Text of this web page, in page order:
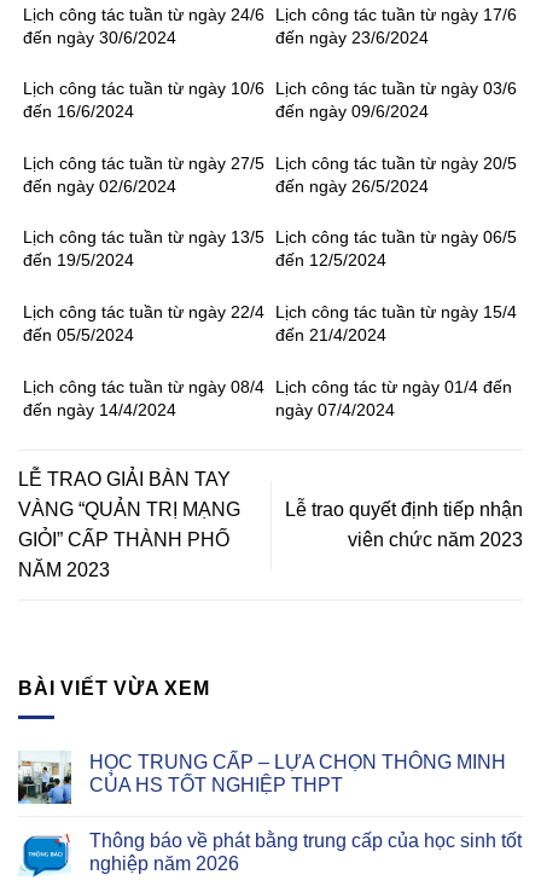
Lịch công tác tuần từ ngày 24/6
đến ngày 30/6/2024
Lịch công tác tuần từ ngày 17/6
đến ngày 23/6/2024
Lịch công tác tuần từ ngày 10/6
đến 16/6/2024
Lịch công tác tuần từ ngày 03/6
đến ngày 09/6/2024
Lịch công tác tuần từ ngày 27/5
đến ngày 02/6/2024
Lịch công tác tuần từ ngày 20/5
đến ngày 26/5/2024
Lịch công tác tuần từ ngày 13/5
đến 19/5/2024
Lịch công tác tuần từ ngày 06/5
đến 12/5/2024
Lịch công tác tuần từ ngày 22/4
đến 05/5/2024
Lịch công tác tuần từ ngày 15/4
đến 21/4/2024
Lịch công tác tuần từ ngày 08/4
đến ngày 14/4/2024
Lịch công tác từ ngày 01/4 đến
ngày 07/4/2024
LỄ TRAO GIẢI BÀN TAY
VÀNG “QUẢN TRỊ MẠNG
GIỎI” CẤP THÀNH PHỐ
NĂM 2023
Lễ trao quyết định tiếp nhận
viên chức năm 2023
BÀI VIẾT VỪA XEM
HỌC TRUNG CẤP – LỰA CHỌN THÔNG MINH
CỦA HS TỐT NGHIỆP THPT
Thông báo về phát bằng trung cấp của học sinh tốt
nghiệp năm 2026